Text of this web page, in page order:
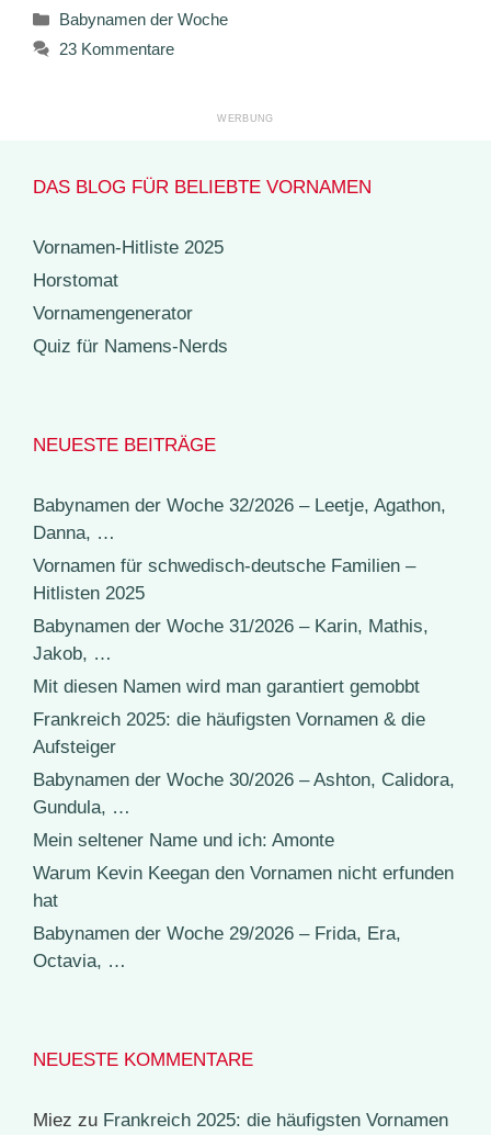
Kategorien
Babynamen der Woche
23 Kommentare
DAS BLOG FÜR BELIEBTE VORNAMEN
Vornamen-Hitliste 2025
Horstomat
Vornamengenerator
Quiz für Namens-Nerds
NEUESTE BEITRÄGE
Babynamen der Woche 32/2026 – Leetje, Agathon,
Danna, …
Vornamen für schwedisch-deutsche Familien –
Hitlisten 2025
Babynamen der Woche 31/2026 – Karin, Mathis,
Jakob, …
Mit diesen Namen wird man garantiert gemobbt
Frankreich 2025: die häufigsten Vornamen & die
Aufsteiger
Babynamen der Woche 30/2026 – Ashton, Calidora,
Gundula, …
Mein seltener Name und ich: Amonte
Warum Kevin Keegan den Vornamen nicht erfunden
hat
Babynamen der Woche 29/2026 – Frida, Era,
Octavia, …
NEUESTE KOMMENTARE
Miez zu Frankreich 2025: die häufigsten Vornamen